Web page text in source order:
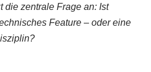
die zentrale Frage an: Ist
Feature – oder eine